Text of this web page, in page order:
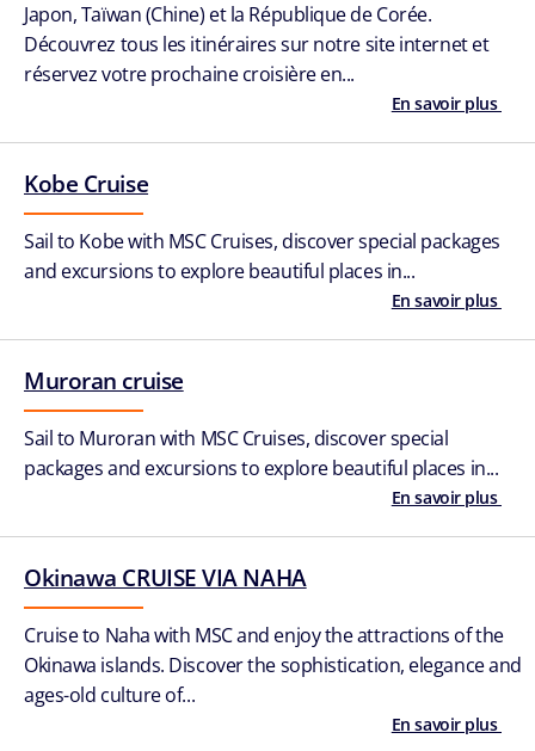
Japon, Taïwan (Chine) et la République de Corée.
Découvrez tous les itinéraires sur notre site internet et
réservez votre prochaine croisière en...
En savoir plus
Kobe Cruise
Sail to Kobe with MSC Cruises, discover special packages
and excursions to explore beautiful places in...
En savoir plus
Muroran cruise
Sail to Muroran with MSC Cruises, discover special
packages and excursions to explore beautiful places in...
En savoir plus
Okinawa CRUISE VIA NAHA
Cruise to Naha with MSC and enjoy the attractions of the
Okinawa islands. Discover the sophistication, elegance and
ages-old culture of...
En savoir plus